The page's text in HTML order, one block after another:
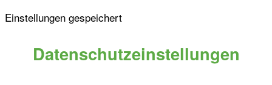
Einstellungen gespeichert
Datenschutzeinstellungen